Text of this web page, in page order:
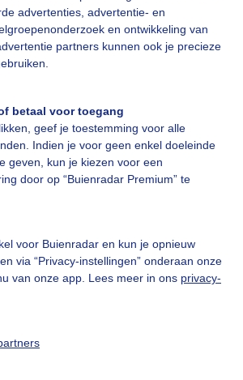
advertenties, advertentie- en
en ontwikkeling van
partners kunnen ook je precieze
betaal voor toegang
geef je toestemming voor alle
Indien je voor geen enkel doeleinde
geven, kun je kiezen voor een
door op “Buienradar Premium” te
voor Buienradar en kun je opnieuw
via “Privacy-instellingen” onderaan onze
van onze app. Lees meer in ons privacy-